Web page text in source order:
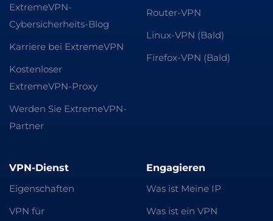
ExtremeVPN-
Cybersicherheits-Blog
Karriere bei ExtremeVPN
Kostenloser
ExtremeVPN-Proxy
Werden Sie ExtremeVPN-
Partner
Router-VPN
Linux-VPN (Bald)
Firefox-VPN (Bald)
VPN-Dienst
Eigenschaften
VPN für
Engagieren
Was ist Meine IP
Was ist ein VPN